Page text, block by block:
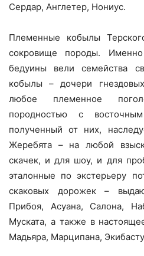
Сердар, Англетер, Нониус.
Племенные кобылы
сокровище породы.
бедуины вели семейства
кобылы – дочери
любое племенное
породностью с
полученный от них,
Жеребята – на любой
скачек, и для шоу, и для
эталонные по экстерьеру
скаковых дорожек –
Прибоя, Асуана, Салона,
Муската, а также в
Мадьяра, Марципана,